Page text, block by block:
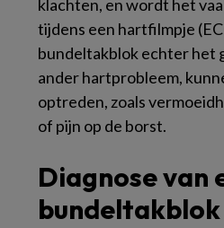
klachten, en wordt het
tijdens een hartfilmpje
bundeltakblok echter het
ander hartprobleem,
optreden, zoals
of pijn op de borst.
Diagnose van
bundeltakblok